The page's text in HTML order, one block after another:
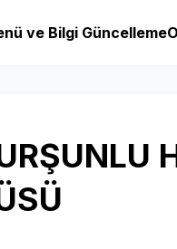
ve Bilgi Güncelleme